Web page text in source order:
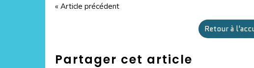
« Article précédent
Retour à
Partager cet article